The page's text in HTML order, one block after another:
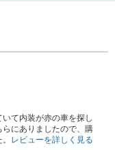
て内装が赤の車を探し
にありましたので、購
レビューを詳しく見る